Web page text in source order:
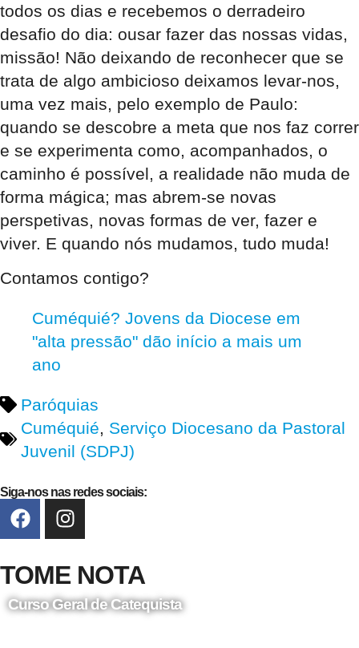
todos os dias e recebemos o derradeiro
desafio do dia: ousar fazer das nossas vidas,
missão! Não deixando de reconhecer que se
trata de algo ambicioso deixamos levar-nos,
uma vez mais, pelo exemplo de Paulo:
quando se descobre a meta que nos faz correr
e se experimenta como, acompanhados, o
caminho é possível, a realidade não muda de
forma mágica; mas abrem-se novas
perspetivas, novas formas de ver, fazer e
viver. E quando nós mudamos, tudo muda!
Contamos contigo?
Cuméquié? Jovens da Diocese em
"alta pressão" dão início a mais um
ano
Paróquias
Cuméquié, Serviço Diocesano da Pastoral
Juvenil (SDPJ)
Siga-nos nas redes sociais:
TOME NOTA
Curso Geral de Catequista